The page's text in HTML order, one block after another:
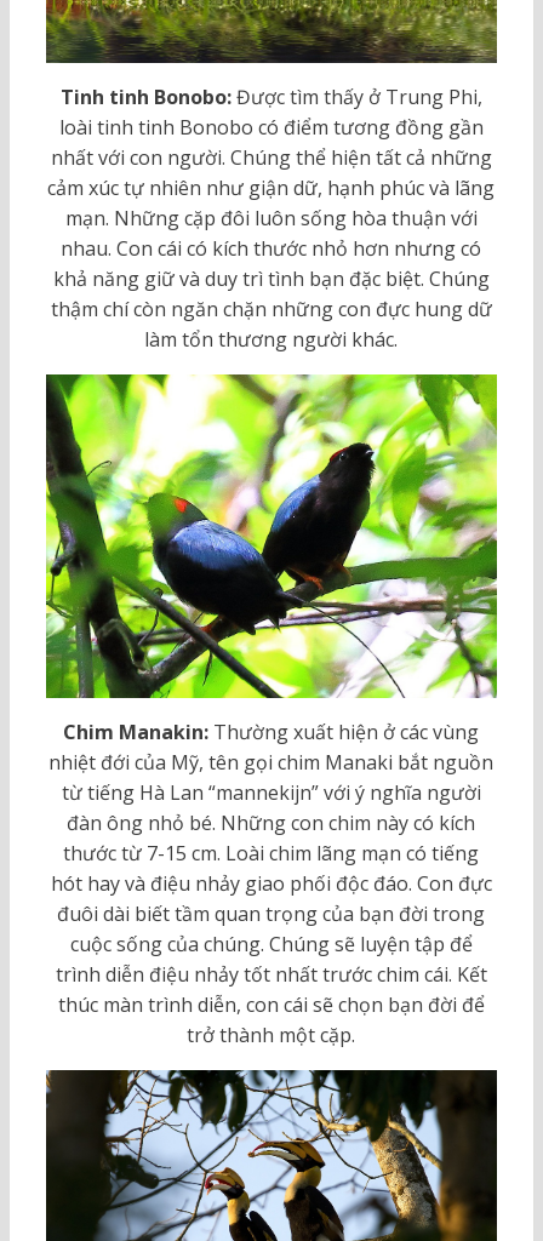
Tinh tinh Bonobo:Được tìm thấy ở Trung Phi,
loài tinh tinh Bonobo có điểm tương đồng gần
nhất với con người. Chúng thể hiện tất cả những
cảm xúc tự nhiên như giận dữ, hạnh phúc và lãng
mạn. Những cặp đôi luôn sống hòa thuận với
nhau. Con cái có kích thước nhỏ hơn nhưng có
khả năng giữ và duy trì tình bạn đặc biệt. Chúng
thậm chí còn ngăn chặn những con đực hung dữ
làm tổn thương người khác.
Chim Manakin: Thường xuất hiện ở các vùng
nhiệt đới của Mỹ, tên gọi chim Manaki bắt nguồn
từ tiếng Hà Lan “mannekijn” với ý nghĩa người
đàn ông nhỏ bé. Những con chim này có kích
thước từ 7-15 cm. Loài chim lãng mạn có tiếng
hót hay và điệu nhảy giao phối độc đáo. Con đực
đuôi dài biết tầm quan trọng của bạn đời trong
cuộc sống của chúng. Chúng sẽ luyện tập để
trình diễn điệu nhảy tốt nhất trước chim cái. Kết
thúc màn trình diễn, con cái sẽ chọn bạn đời để
trở thành một cặp.